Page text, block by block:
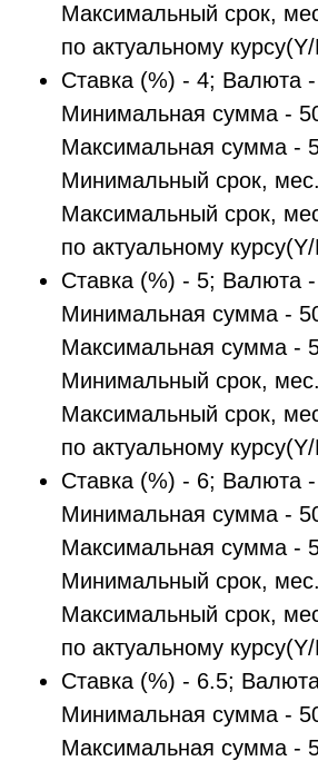
Максимальный срок,
по актуальному
Ставка (%) - 4; Валюта -
Минимальная сумма -
Максимальная сумма -
Минимальный срок,
Максимальный срок,
по актуальному
Ставка (%) - 5; Валюта -
Минимальная сумма -
Максимальная сумма -
Минимальный срок,
Максимальный срок,
по актуальному
Ставка (%) - 6; Валюта -
Минимальная сумма -
Максимальная сумма -
Минимальный срок,
Максимальный срок,
по актуальному
Ставка (%) - 6.5;
Минимальная сумма -
Максимальная сумма -